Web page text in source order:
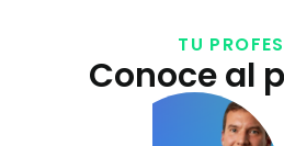
TU
Conoce al